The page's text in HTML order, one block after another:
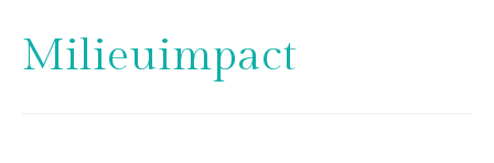
Milieuimpact